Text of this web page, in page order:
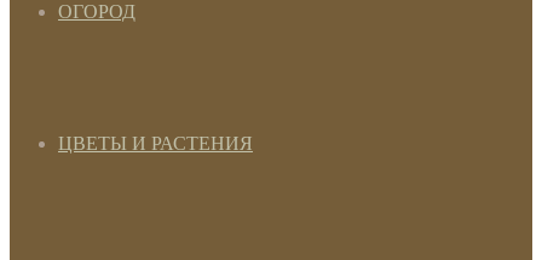
ОГОРОД
ЦВЕТЫ И РАСТЕНИЯ